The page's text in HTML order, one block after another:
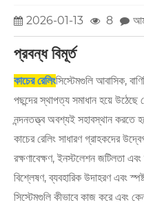
2026-01-13 8
প্রবন্ধ বিমূর্ত
কাচের রেলিংসিস্টেমগুলি আবাসিক,
পছন্দের স্থাপত্য সমাধান হয়ে উঠেছে
নন্দনতত্ত্ব অবশ্যই সহাবস্থান করতে
কাচের রেলিং সাধারণ গ্রাহকদের
রক্ষণাবেক্ষণ, ইনস্টলেশন জটিলতা
বিশ্লেষণ, ব্যবহারিক উদাহরণ এবং
সিস্টেমগুলি কীভাবে কাজ করে এবং